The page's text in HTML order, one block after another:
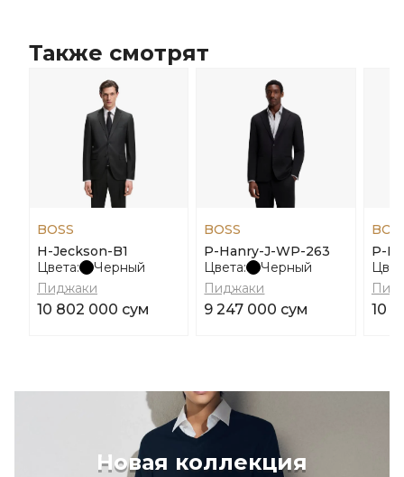
Также смотрят
BOSS
H-Jeckson-B1
Цвета:
Черный
Пиджаки
10 802 000 сум
BOSS
P-Hanry-J-WP-263
Цвета:
Черный
Пиджаки
9 247 000 сум
P-
10
Новая коллекция